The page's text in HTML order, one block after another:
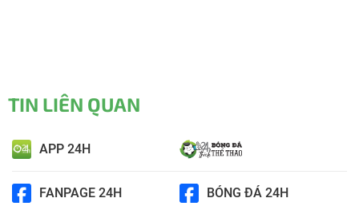
TIN LIÊN QUAN
APP 24H
FANPAGE 24H BÓNG ĐÁ 24H